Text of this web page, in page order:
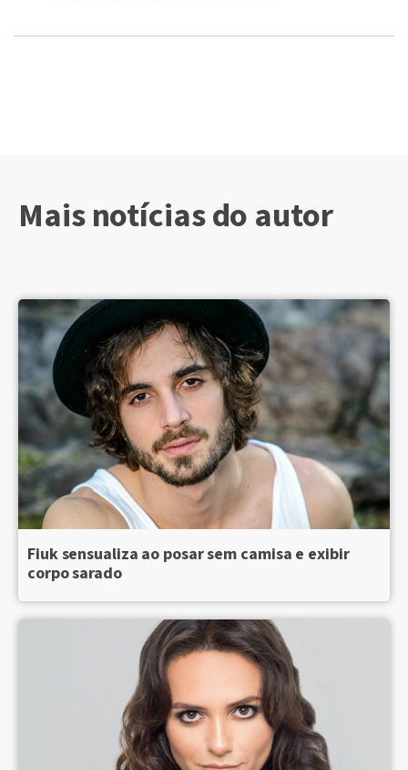
Mais notícias do autor
Fiuk sensualiza ao posar sem camisa e exibir
corpo sarado